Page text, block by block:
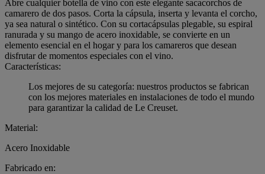
Abre cualquier botella de vino con este elegante sacacorchos de
camarero de dos pasos. Corta la cápsula, inserta y levanta el corcho,
ya sea natural o sintético. Con su cortacápsulas plegable, su espiral
ranurada y su mango de acero inoxidable, se convierte en un
elemento esencial en el hogar y para los camareros que desean
disfrutar de momentos especiales con el vino.
Características:
Los mejores de su categoría: nuestros productos se fabrican
con los mejores materiales en instalaciones de todo el mundo
para garantizar la calidad de Le Creuset.
Material:
Acero Inoxidable
Fabricado en: